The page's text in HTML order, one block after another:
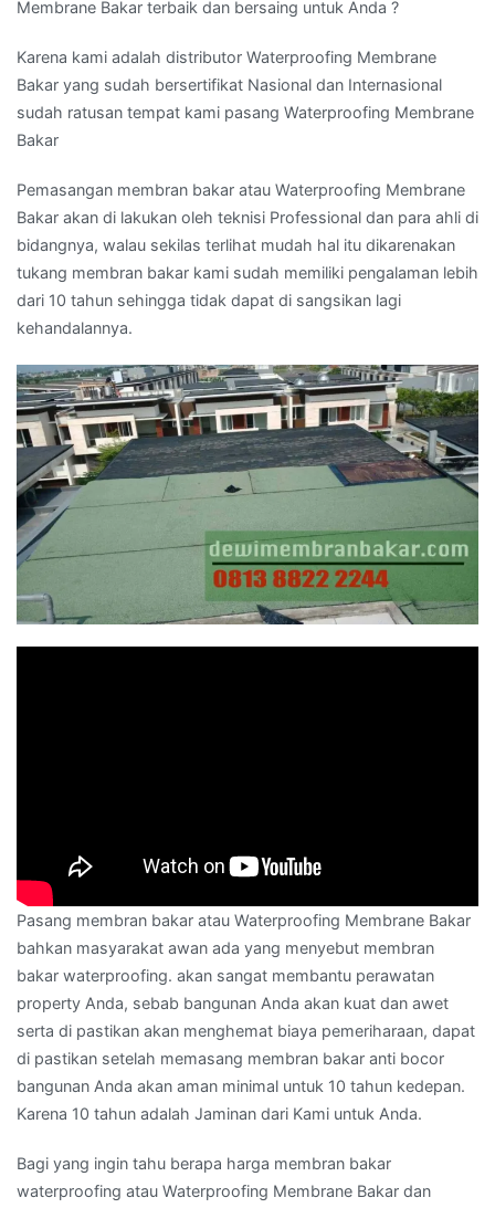
Membrane Bakar terbaik dan bersaing untuk Anda ?
Karena kami adalah distributor Waterproofing Membrane
Bakar yang sudah bersertifikat Nasional dan Internasional
sudah ratusan tempat kami pasang Waterproofing Membrane
Bakar
Pemasangan membran bakar atau Waterproofing Membrane
Bakar akan di lakukan oleh teknisi Professional dan para ahli di
bidangnya, walau sekilas terlihat mudah hal itu dikarenakan
tukang membran bakar kami sudah memiliki pengalaman lebih
dari 10 tahun sehingga tidak dapat di sangsikan lagi
kehandalannya.
Pasang membran bakar atau Waterproofing Membrane Bakar
bahkan masyarakat awan ada yang menyebut membran
bakar waterproofing. akan sangat membantu perawatan
property Anda, sebab bangunan Anda akan kuat dan awet
serta di pastikan akan menghemat biaya pemeriharaan, dapat
di pastikan setelah memasang membran bakar anti bocor
bangunan Anda akan aman minimal untuk 10 tahun kedepan.
Karena 10 tahun adalah Jaminan dari Kami untuk Anda.
Bagi yang ingin tahu berapa harga membran bakar
waterproofing atau Waterproofing Membrane Bakar dan